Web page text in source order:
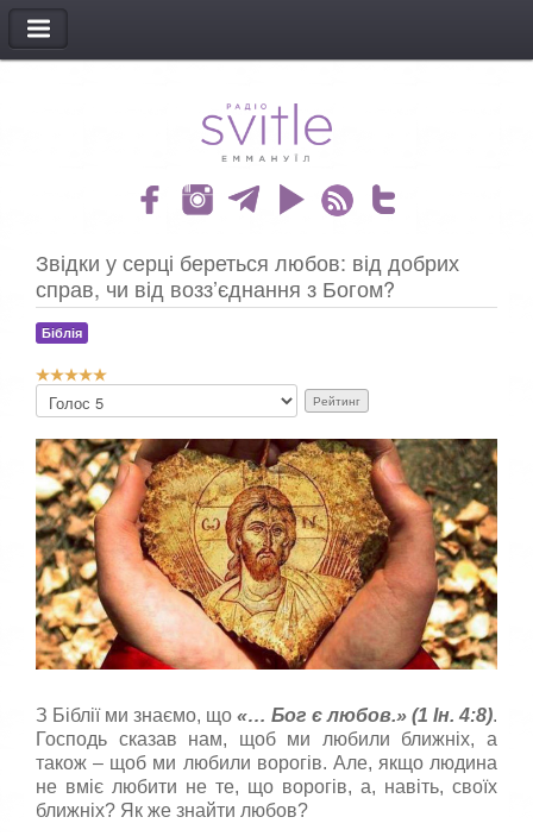
Звідки у серці береться любов: від добрих
справ, чи від возз’єднання з Богом?
Біблія
Р
й
т
и
н
г
к
о
р
и
с
т
в
а
ч
а
:
у
д
ь
л
а
с
к
а
,
п
о
с
т
в
т
е
о
ц
і
З Біблії ми знаємо, що «… Бог є любов.» (1 Ін. 4:8).
Господь сказав нам, щоб ми любили ближніх, а
також – щоб ми любили ворогів. Але, якщо людина
не вміє любити не те, що ворогів, а, навіть, своїх
ближніх? Як же знайти любов?